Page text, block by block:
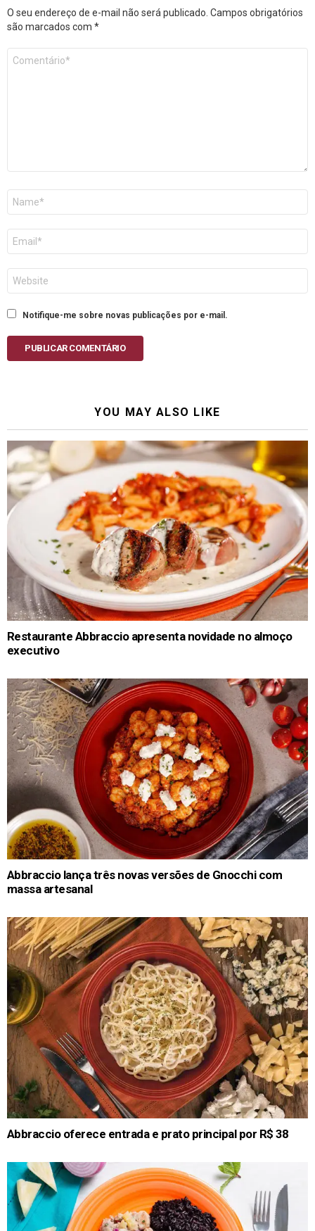
O seu endereço de e-mail não será publicado. Campos obrigatórios
são marcados com *
mail
Notifique-me sobre novas publicações por e-mail.
PUBLICAR COMENTÁRIO
YOU MAY ALSO LIKE
Restaurante Abbraccio apresenta novidade no almoço
executivo
Abbraccio lança três novas versões de Gnocchi com
massa artesanal
Abbraccio oferece entrada e prato principal por R$ 38